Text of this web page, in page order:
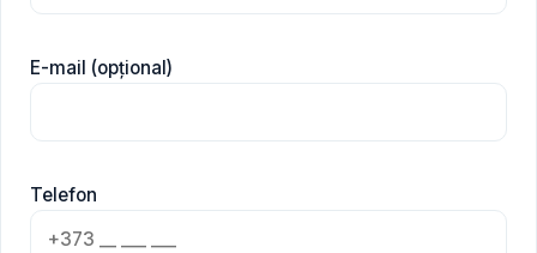
E-mail (opțional)
Telefon